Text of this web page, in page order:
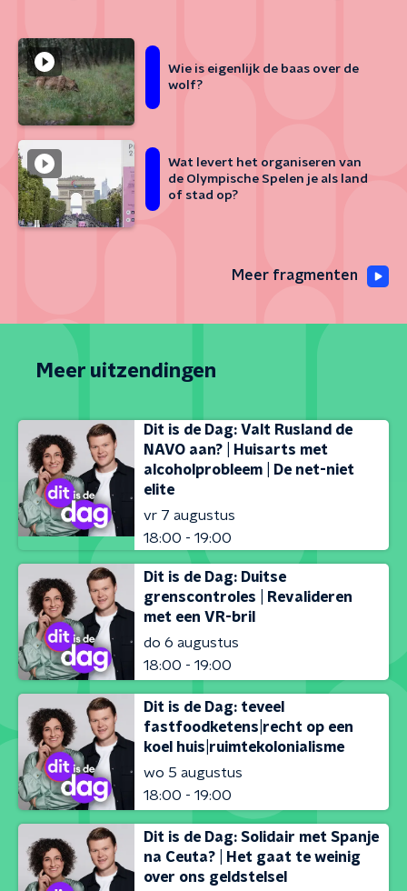
Wie is eigenlijk de baas over de
wolf?
Wat levert het organiseren van
de Olympische Spelen je als land
of stad op?
Meer fragmenten
Meer uitzendingen
Dit is de Dag: Valt Rusland de
NAVO aan? | Huisarts met
alcoholprobleem | De net-niet
elite
vr 7 augustus
18:00 - 19:00
Dit is de Dag: Duitse
grenscontroles | Revalideren
met een VR-bril
do 6 augustus
18:00 - 19:00
Dit is de Dag: teveel
fastfoodketens|recht op een
koel huis|ruimtekolonialisme
wo 5 augustus
18:00 - 19:00
Dit is de Dag: Solidair met Spanje
na Ceuta? | Het gaat te weinig
over ons geldstelsel